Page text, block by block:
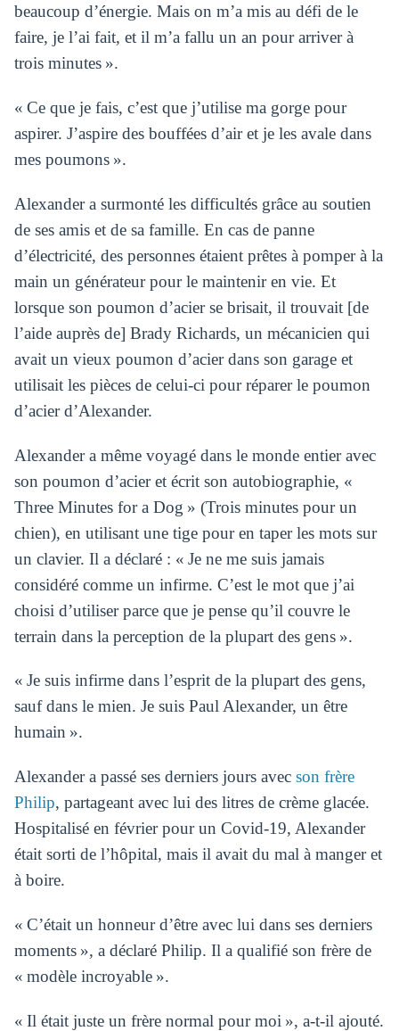
beaucoup d’énergie. Mais on m’a mis au défi de le
faire, je l’ai fait, et il m’a fallu un an pour arriver à
trois minutes ».
« Ce que je fais, c’est que j’utilise ma gorge pour
aspirer. J’aspire des bouffées d’air et je les avale dans
mes poumons ».
Alexander a surmonté les difficultés grâce au soutien
de ses amis et de sa famille. En cas de panne
d’électricité, des personnes étaient prêtes à pomper à la
main un générateur pour le maintenir en vie. Et
lorsque son poumon d’acier se brisait, il trouvait [de
l’aide auprès de] Brady Richards, un mécanicien qui
avait un vieux poumon d’acier dans son garage et
utilisait les pièces de celui-ci pour réparer le poumon
d’acier d’Alexander.
Alexander a même voyagé dans le monde entier avec
son poumon d’acier et écrit son autobiographie, «
Three Minutes for a Dog » (Trois minutes pour un
chien), en utilisant une tige pour en taper les mots sur
un clavier. Il a déclaré : « Je ne me suis jamais
considéré comme un infirme. C’est le mot que j’ai
choisi d’utiliser parce que je pense qu’il couvre le
terrain dans la perception de la plupart des gens ».
« Je suis infirme dans l’esprit de la plupart des gens,
sauf dans le mien. Je suis Paul Alexander, un être
humain ».
Alexander a passé ses derniers jours avec son frère
Philip, partageant avec lui des litres de crème glacée.
Hospitalisé en février pour un Covid-19, Alexander
était sorti de l’hôpital, mais il avait du mal à manger et
à boire.
« C’était un honneur d’être avec lui dans ses derniers
moments », a déclaré Philip. Il a qualifié son frère de
« modèle incroyable ».
« Il était juste un frère normal pour moi », a-t-il ajouté.